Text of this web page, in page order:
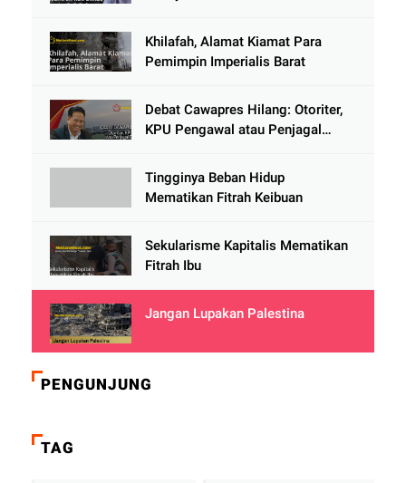
Khilafah, Alamat Kiamat Para
Pemimpin Imperialis Barat
Debat Cawapres Hilang: Otoriter,
KPU Pengawal atau Penjagal
Tingginya Beban Hidup
Mematikan Fitrah Keibuan
Sekularisme Kapitalis Mematikan
Fitrah Ibu
Jangan Lupakan Palestina
PENGUNJUNG
TAG